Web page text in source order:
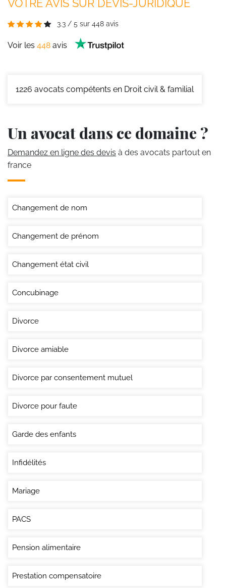
VOTRE AVIS SUR DEVIS-JURIDIQUE
3.3 / 5 sur 448 avis
Voir les 448 avis
1226 avocats compétents en Droit civil & familial
Un avocat dans ce domaine ?
Demandez en ligne des devis à des avocats partout en
france
Changement de nom
Changement de prénom
Changement état civil
Concubinage
Divorce
Divorce amiable
Divorce par consentement mutuel
Divorce pour faute
Garde des enfants
Infidélités
Mariage
PACS
Pension alimentaire
Prestation compensatoire